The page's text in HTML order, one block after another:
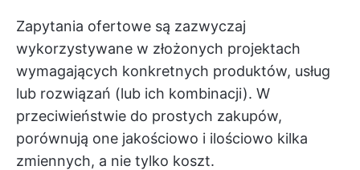
Zapytania ofertowe są zazwyczaj
wykorzystywane w złożonych projektach
wymagających konkretnych produktów, usług
lub rozwiązań (lub ich kombinacji). W
przeciwieństwie do prostych zakupów,
porównują one jakościowo i ilościowo kilka
zmiennych, a nie tylko koszt.